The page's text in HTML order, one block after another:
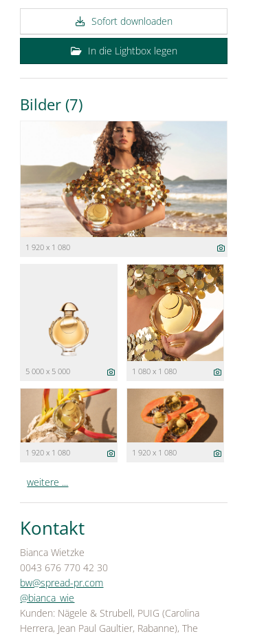
Sofort downloaden
In die Lightbox legen
Bilder (7)
1 920 x 1 080
5 000 x 5 000 1 080 x 1 080
1 920 x 1 080 1 920 x 1 080
weitere ...
Kontakt
Bianca Wietzke
0043 676 770 42 30
bw@spread-pr.com
@bianca_wie
Kunden: Nägele & Strubell, PUIG (Carolina
Herrera, Jean Paul Gaultier, Rabanne), The